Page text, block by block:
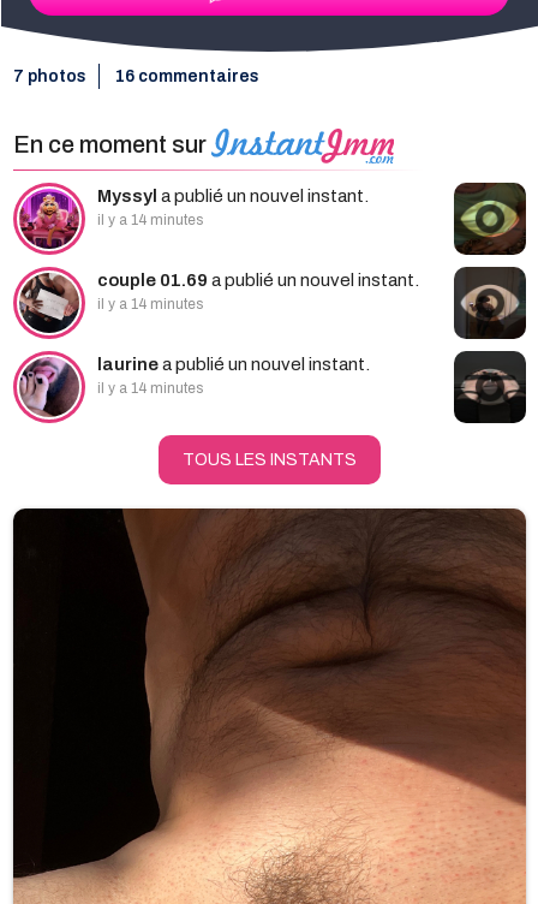
7 photos 16 commentaires
En ce moment sur
Myssyl a publié un nouvel instant.
il y a 14 minutes
couple 01.69 a publié un nouvel instant.
il y a 14 minutes
laurinea publié un nouvel instant.
il y a 14 minutes
TOUS LES INSTANTS